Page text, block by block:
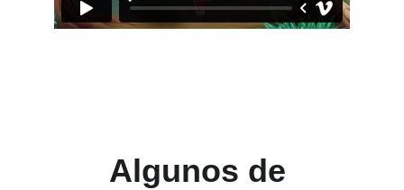
Algunos de